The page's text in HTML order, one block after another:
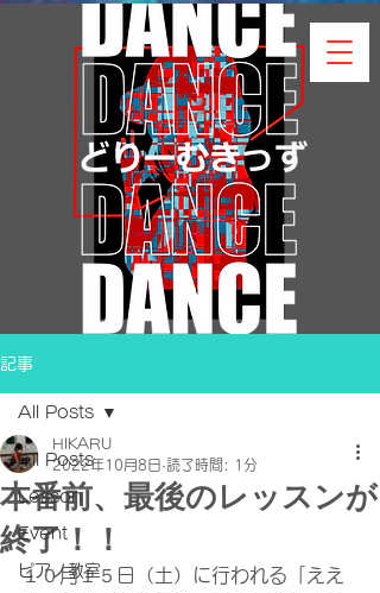
記事
All Posts
Lesson
Event
ピアノ教室
All Posts
本番前、最後のレッスンが
終了！！
HIKARU
2022年10月8日 読了時間: 1分
１０月１５日（土）に行われる「ええ